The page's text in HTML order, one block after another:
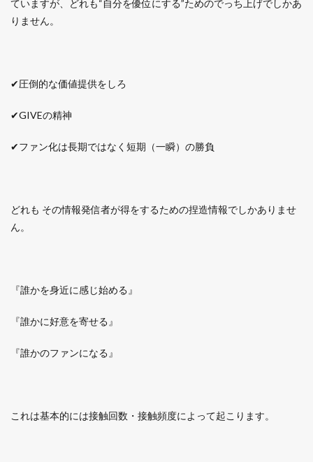
ていますが、どれも“自分を優位にする”ためのでっち上げでしかあ
りません。
✔圧倒的な価値提供をしろ
✔GIVEの精神
✔ファン化は長期ではなく短期（一瞬）の勝負
どれも その情報発信者が得をするための捏造情報でしかありませ
ん。
『誰かを身近に感じ始める』
『誰かに好意を寄せる』
『誰かのファンになる』
これは基本的には接触回数・接触頻度によって起こります。